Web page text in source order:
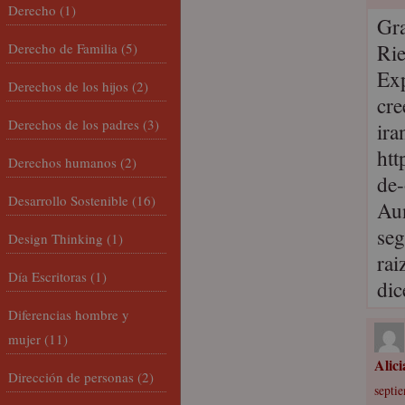
Derecho (1)
Derecho de Familia (5)
Derechos de los hijos (2)
Derechos de los padres (3)
Derechos humanos (2)
Desarrollo Sostenible (16)
Design Thinking (1)
Día Escritoras (1)
Diferencias hombre y
mujer (11)
Dirección de personas (2)